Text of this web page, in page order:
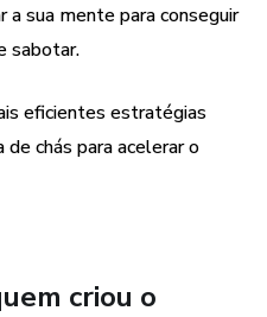
sólida e um bem-estar
sua mente para conseguir
sabotar.
eficientes estratégias
chás para acelerar o
criou o